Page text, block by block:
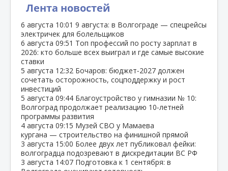
Лента новостей
6 августа 10:01 9 августа: в Волгограде — спецрейсы
электричек для болельщиков
6 августа 09:51 Топ профессий по росту зарплат в
2026: кто больше всех выиграл и где самые высокие
ставки
5 августа 12:32 Бочаров: бюджет‑2027 должен
сочетать осторожность, соцподдержку и рост
инвестиций
5 августа 09:44 Благоустройство у гимназии № 10:
Волгоград продолжает реализацию 10‑летней
программы развития
4 августа 09:15 Музей СВО у Мамаева
кургана — строительство на финишной прямой
3 августа 15:00 Более двух лет публиковал фейки:
волгоградца подозревают в дискредитации ВС РФ
3 августа 14:07 Подготовка к 1 сентября: в